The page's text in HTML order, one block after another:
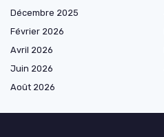
Décembre 2025
Février 2026
Avril 2026
Juin 2026
Août 2026